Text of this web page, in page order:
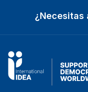
¿Necesitas